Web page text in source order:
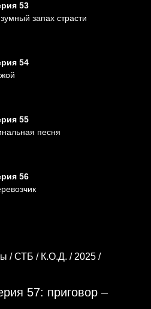
53
запах страсти
54
55
песня
56
/СТБ / К.О.Д. / 2025 /
57: приговор –